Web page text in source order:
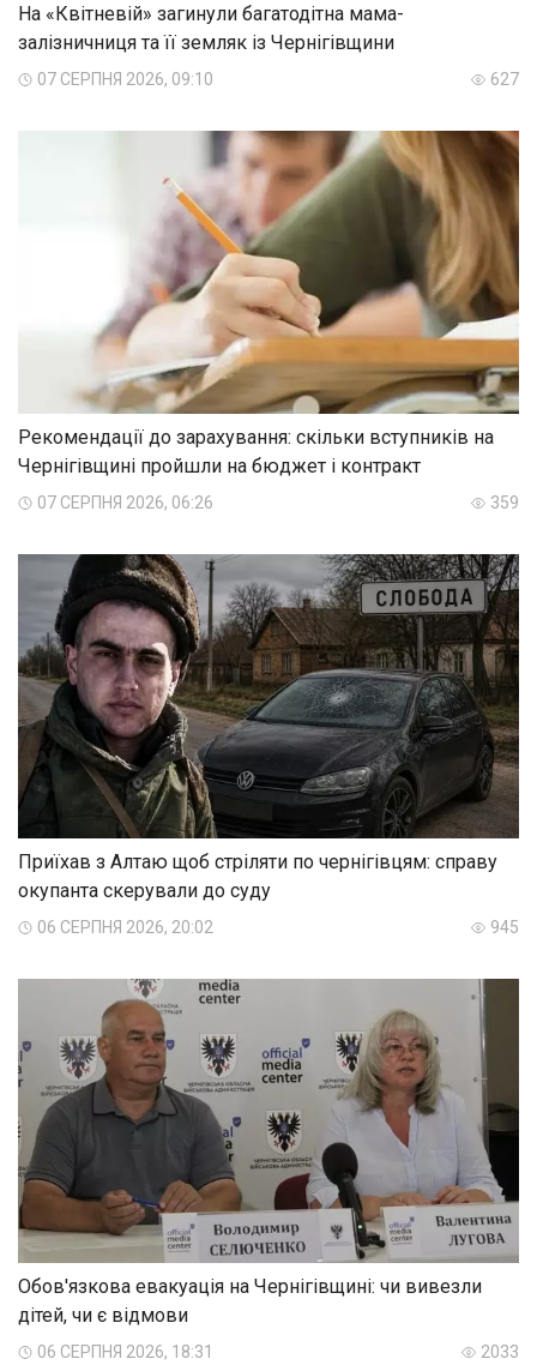
На «Квітневій» загинули багатодітна мама-
залізничниця та її земляк із Чернігівщини
07 СЕРПНЯ 2026, 09:10 627
Рекомендації до зарахування: скільки вступників на
Чернігівщині пройшли на бюджет і контракт
07 СЕРПНЯ 2026, 06:26 359
Приїхав з Алтаю щоб стріляти по чернігівцям: справу
окупанта скерували до суду
06 СЕРПНЯ 2026, 20:02 945
Обов'язкова евакуація на Чернігівщині: чи вивезли
дітей, чи є відмови
06 СЕРПНЯ 2026, 18:31 2033